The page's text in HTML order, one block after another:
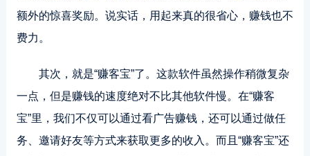
额外的惊喜奖励。说实话，用起来真的很省心，赚钱也不
费力。
其次，就是“赚客宝”了。这款软件虽然操作稍微复杂
一点，但是赚钱的速度绝对不比其他软件慢。在“赚客
宝”里，我们不仅可以通过看广告赚钱，还可以通过做任
务、邀请好友等方式来获取更多的收入。而且“赚客宝”还